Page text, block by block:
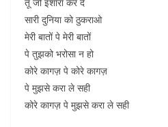
सारी दुनिया को ठुकराओ
मेरी बातों पे मेरी बातों
पे तुझको भरोसा न हो
कोरे कागज़ पे कोरे कागज़
पे मुझसे करा ले सही
कोरे कागज़ पे मुझसे करा ले सही